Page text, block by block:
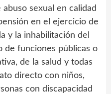
sexual en calidad
en el ejercicio de
y la inhabilitación del
de funciones públicas o
de la salud y todas
directo con niños,
con discapacidad